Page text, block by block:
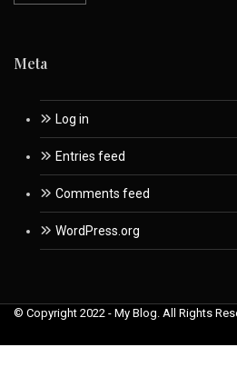
Meta
Log in
Entries feed
Comments feed
WordPress.org
© Copyright 2022 - My Blog. All Rights